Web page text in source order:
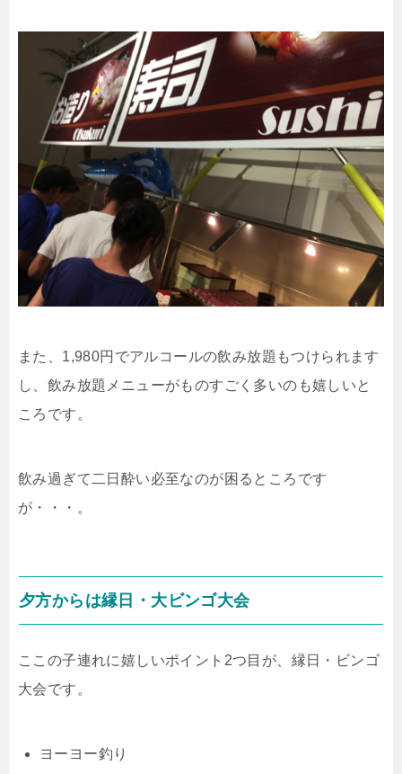
また、1,980円でアルコールの飲み放題もつけられます
し、飲み放題メニューがものすごく多いのも嬉しいと
ころです。
飲み過ぎて二日酔い必至なのが困るところです
が・・・。
夕方からは縁日・大ビンゴ大会
ここの子連れに嬉しいポイント2つ目が、縁日・ビンゴ
大会です。
ヨーヨー釣り